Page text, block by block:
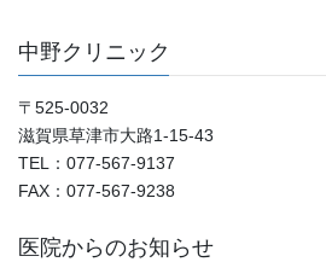
中野クリニック
〒525-0032
滋賀県草津市大路1-15-43
TEL：077-567-9137
FAX：077-567-9238
医院からのお知らせ